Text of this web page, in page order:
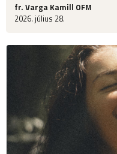
fr. Varga Kamill OFM
2026. július 28.